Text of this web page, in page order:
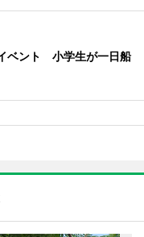
ベント 小学生が一日船